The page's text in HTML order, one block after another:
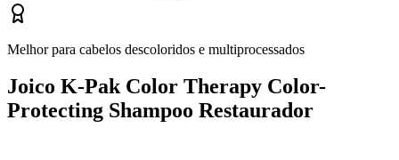
Melhor para cabelos descoloridos e multiprocessados
Joico K-Pak Color Therapy Color-
Protecting Shampoo Restaurador